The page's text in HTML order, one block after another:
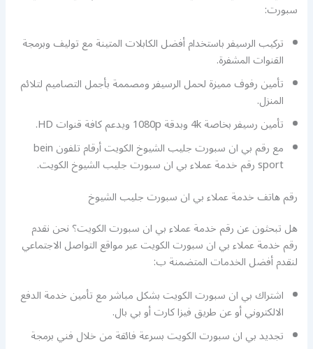
سبورت:
تركيب الرسيفر باستخدام أفضل الكابلات المتينة مع توليف وبرمجة
القنوات المشفرة.
تأمين رفوف مميزة لحمل الرسيفر ومصممة بأجمل التصاميم لتلائم
المنزل.
تأمين رسيفر بخاصة 4k وبدقة 1080p ويدعم كافة قنوات HD.
مع رقم بي ان سبورت جليب الشيوخ الكويت أرقام تلفون bein
sport رقم خدمة عملاء بي ان سبورت جليب الشيوخ الكويت.
رقم هاتف خدمة عملاء بي ان سبورت جليب الشيوخ
هل تبحثون عن رقم خدمة عملاء بي ان سبورت الكويت؟ نحن نقدم
رقم خدمة عملاء بي ان سبورت الكويت عبر مواقع التواصل الاجتماعي
لنقدم أفضل الخدمات المتضمنة ب:
اشتراك بي ان سبورت الكويت بشكل مباشر مع تأمين خدمة الدفع
الالكتروني أو عن طريق فيزا كارت أو بي بال.
تجديد بي ان سبورت الكويت بسرعة فائقة من خلال فني برمجة